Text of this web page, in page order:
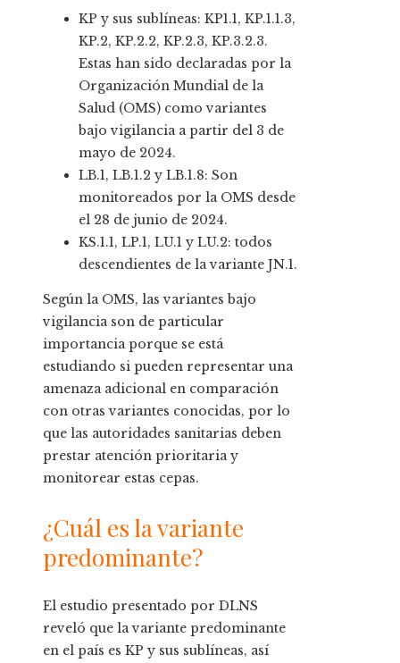
KP y sus sublíneas: KP1.1, KP.1.1.3,
KP.2, KP.2.2, KP.2.3, KP.3.2.3.
Estas han sido declaradas por la
Organización Mundial de la
Salud (OMS) como variantes
bajo vigilancia a partir del 3 de
mayo de 2024.
LB.1, LB.1.2 y LB.1.8: Son
monitoreados por la OMS desde
el 28 de junio de 2024.
KS.1.1, LP.1, LU.1 y LU.2: todos
descendientes de la variante JN.1.
Según la OMS, las variantes bajo
vigilancia son de particular
importancia porque se está
estudiando si pueden representar una
amenaza adicional en comparación
con otras variantes conocidas, por lo
que las autoridades sanitarias deben
prestar atención prioritaria y
monitorear estas cepas.
¿Cuál es la variante
predominante?
El estudio presentado por DLNS
reveló que la variante predominante
en el país es KP y sus sublíneas, así